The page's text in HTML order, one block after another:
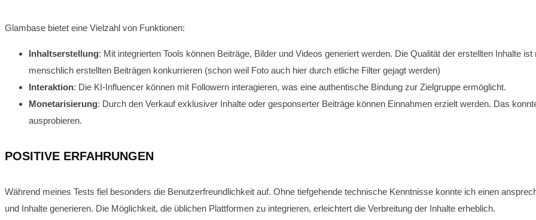
Glambase bietet eine Vielzahl von Funktionen:
Inhaltserstellung: Mit integrierten Tools können Beiträge, Bilder und Videos generiert werden. Die Qualität der erstellten Inhalte
menschlich erstellten Beiträgen konkurrieren (schon weil Foto auch hier durch etliche Filter gejagt werden)
Interaktion: Die KI-Influencer können mit Followern interagieren, was eine authentische Bindung zur Zielgruppe ermöglicht.
Monetarisierung: Durch den Verkauf exklusiver Inhalte oder gesponserter Beiträge können Einnahmen erzielt werden. Das
ausprobieren.
POSITIVE ERFAHRUNGEN
Während meines Tests fiel besonders die Benutzerfreundlichkeit auf. Ohne tiefgehende technische Kenntnisse konnte ich einen
und Inhalte generieren. Die Möglichkeit, die üblichen Plattformen zu integrieren, erleichtert die Verbreitung der Inhalte erheblich.